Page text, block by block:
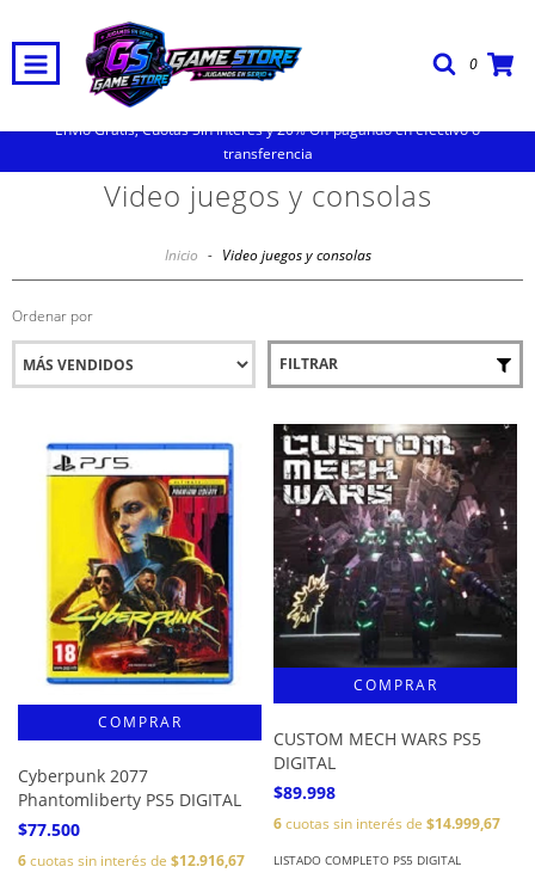
0
Envio Gratis, Cuotas Sin Interes y 20% Off pagando en efectivo o
transferencia
Video juegos y consolas
Inicio - Video juegos y consolas
Ordenar por
FILTRAR
Cyberpunk 2077
Phantomliberty PS5 DIGITAL
$77.500
6cuotas sin interés de $12.916,67
CUSTOM MECH WARS PS5
DIGITAL
$89.998
6cuotas sin interés de $14.999,67
LISTADO COMPLETO PS5 DIGITAL